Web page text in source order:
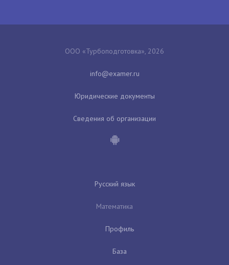
ООО «Турбоподготовка», 2026
Юридические документы
Сведения об организации
Русский язык
Математика
Профиль
База